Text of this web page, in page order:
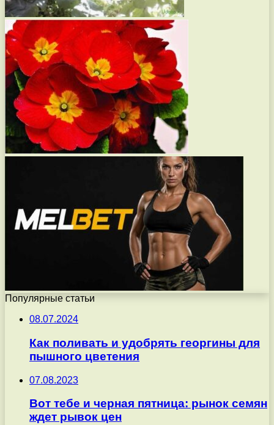
Популярные статьи
08.07.2024
Как поливать и удобрять георгины для
пышного цветения
07.08.2023
Вот тебе и черная пятница: рынок семян
ждет рывок цен